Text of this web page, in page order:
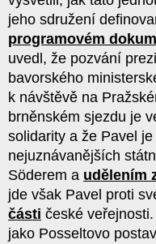
jeho sdružení
programovém
uvedl, že pozvání
bavorského
k návštěvě na
brněnském sjezdu je
solidarity a že Pavel
nejuznávanějších
Söderem a udělením
jde však Pavel proti
části české
jako Posseltovo